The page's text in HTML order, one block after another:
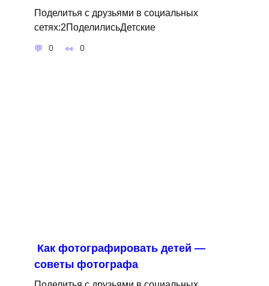
Поделитья с друзьями в социальных
сетях:2ПоделилисьДетские
0 0
Как фотографировать детей —
советы фотографа